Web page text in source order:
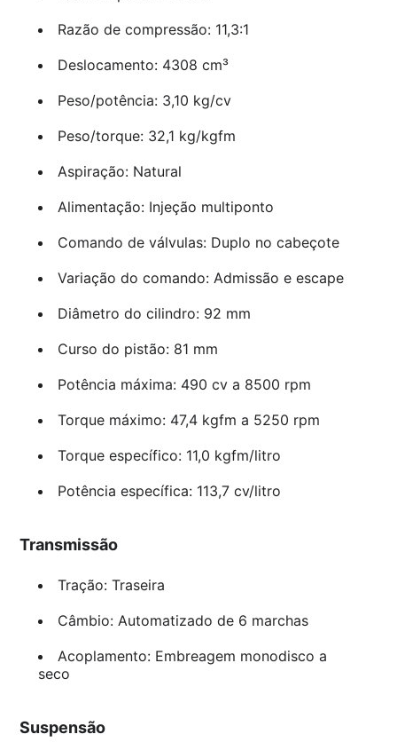
Razão de compressão: 11,3:1
Deslocamento: 4308 cm³
Peso/potência: 3,10 kg/cv
Peso/torque: 32,1 kg/kgfm
Aspiração: Natural
Alimentação: Injeção multiponto
Comando de válvulas: Duplo no cabeçote
Variação do comando: Admissão e escape
Diâmetro do cilindro: 92 mm
Curso do pistão: 81 mm
Potência máxima: 490 cv a 8500 rpm
Torque máximo: 47,4 kgfm a 5250 rpm
Torque específico: 11,0 kgfm/litro
Potência específica: 113,7 cv/litro
Transmissão
Tração: Traseira
Câmbio: Automatizado de 6 marchas
Acoplamento: Embreagem monodisco a
seco
Suspensão